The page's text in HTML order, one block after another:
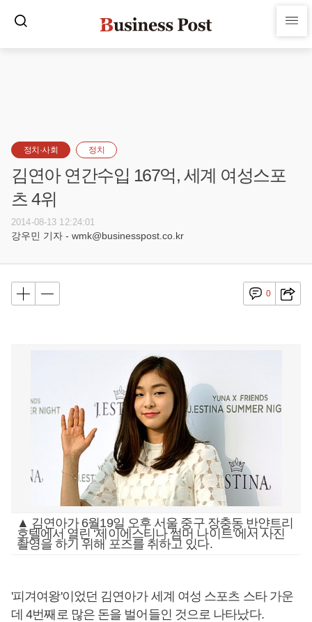
정치·사회 정치
김연아 연간수입 167억, 세계 여성스포
츠 4위
2014-08-13 12:24:01
강우민 기자 - wmk@businesspost.co.kr
0
▲ 김연아가 6월19일 오후 서울 중구 장충동 반얀트리
호텔에서 열린 ‘제이에스티나 썸머 나이트’에서 사진
촬영을 하기 위해 포즈를 취하고 있다.
'피겨여왕'이었던 김연아가 세계 여성 스포츠 스타 가운
데 4번째로 많은 돈을 벌어들인 것으로 나타났다.